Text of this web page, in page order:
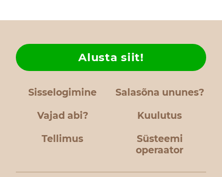
Sisselogimine Salasõna ununes?
Vajad abi?
Alusta siit!
Kuulutus
Tellimus
Süsteemi
operaator